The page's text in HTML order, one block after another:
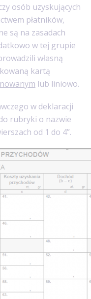
osób uzyskujących
płatników,
są na zasadach
w tej grupie
własną
kartą
lub liniowo.
w deklaracji
rubryki o nazwie
od 1 do 4”.